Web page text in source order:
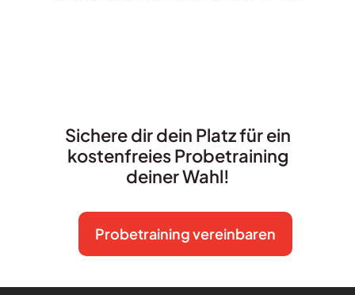
Sichere dir dein Platz für ein
kostenfreies Probetraining
deiner Wahl!
Probetraining vereinbaren